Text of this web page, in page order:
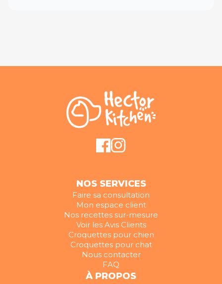
NOS SERVICES
Faire sa consultation
Mon espace client
Nos recettes sur-mesure
Voir les Avis Clients
Croquettes pour chien
Croquettes pour chat
Nous contacter
FAQ
À PROPOS